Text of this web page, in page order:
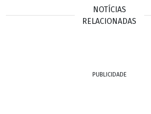
NOTÍCIAS
RELACIONADAS
PUBLICIDADE